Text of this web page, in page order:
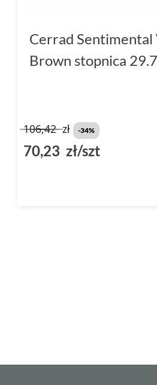
Cerrad Sentimental
Brown stopnica
106,42zł -34%
70,23 zł/szt